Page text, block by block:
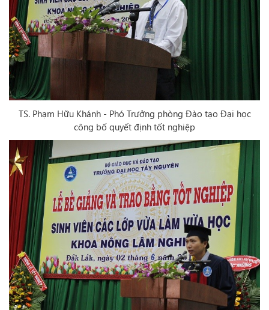
TS. Phạm Hữu Khánh - Phó Trưởng phòng Đào tạo Đại học
công bố quyết định tốt nghiệp